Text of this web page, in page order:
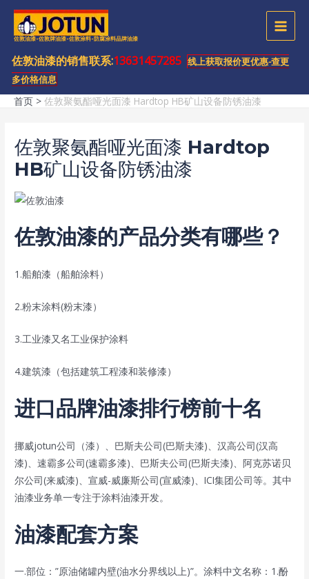
佐敦油漆-佐敦牌油漆-佐敦涂料-防腐涂料品牌油漆
佐敦油漆的销售联系:13631457285 线上获取报价更优惠-查更
多价格信息
首页 佐敦聚氨酯哑光面漆 Hardtop HB矿山设备防锈油漆
佐敦聚氨酯哑光面漆 Hardtop
HB矿山设备防锈油漆
佐敦油漆的产品分类有哪些？
1.船舶漆（船舶涂料）
2.粉末涂料(粉末漆）
3.工业漆又名工业保护涂料
4.建筑漆（包括建筑工程漆和装修漆）
进口品牌油漆排行榜前十名
挪威jotun公司（漆）、巴斯夫公司(巴斯夫漆)、汉高公司(汉高
漆)、速霸多公司(速霸多漆)、巴斯夫公司(巴斯夫漆)、阿克苏诺贝
尔公司(来威漆)、宣威-威廉斯公司(宣威漆)、ICI集团公司等。其中
油漆业务单一专注于涂料油漆开发。
油漆配套方案
一.部位：”原油储罐内壁(油水分界线以上)”。涂料中文名称：1.酚